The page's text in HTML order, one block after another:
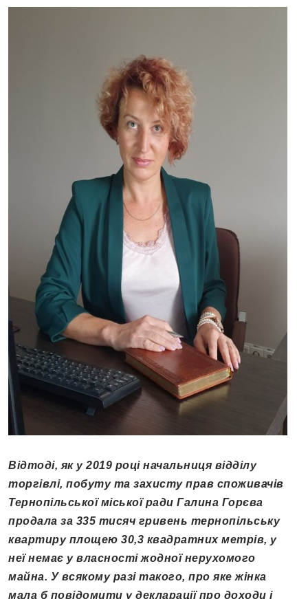
Відтоді, як у 2019 році начальниця відділу
торгівлі, побуту та захисту прав споживачів
Тернопільської міської ради Галина Горєва
продала за 335 тисяч гривень тернопільську
квартиру площею 30,3 квадратних метрів, у
неї немає у власності жодної нерухомого
майна. У всякому разі такого, про яке жінка
мала б повідомити у декларації про доходи і